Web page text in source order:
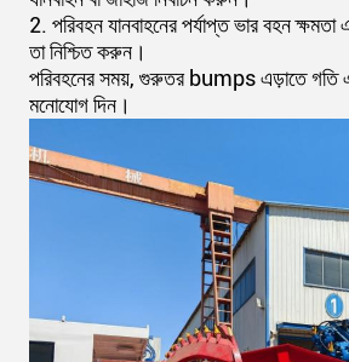
2. পরিবহন যানবাহনের পর্যাপ্ত ভার বহন ক্ষমতা
তা নিশ্চিত করুন।
পরিবহনের সময়, গুরুতর bumps এড়াতে গতি
মনোযোগ দিন।